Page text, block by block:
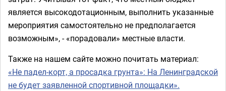
является высокодотационным, выполнить указанные
мероприятия самостоятельно не предполагается
возможным», - «порадовали» местные власти.
Также на нашем сайте можно почитать материал:
«Не падел-корт, а просадка грунта»: На Ленинградской
не будет заявленной спортивной площадки».